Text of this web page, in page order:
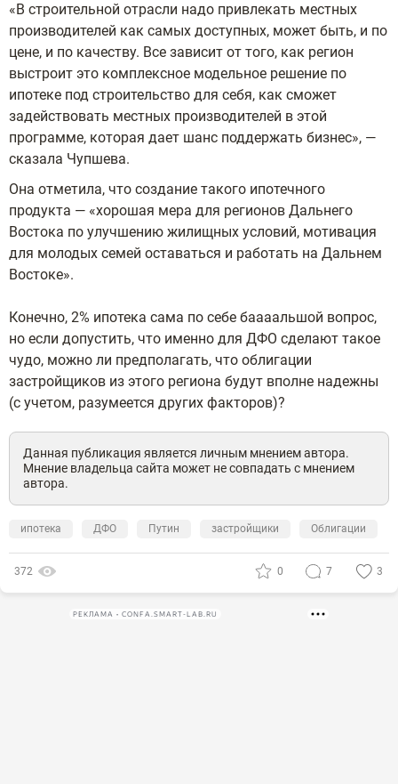
«В строительной отрасли надо привлекать местных
производителей как самых доступных, может быть, и по
цене, и по качеству. Все зависит от того, как регион
выстроит это комплексное модельное решение по
ипотеке под строительство для себя, как сможет
задействовать местных производителей в этой
программе, которая дает шанс поддержать бизнес», —
сказала Чупшева.
Она отметила, что создание такого ипотечного
продукта — «хорошая мера для регионов Дальнего
Востока по улучшению жилищных условий, мотивация
для молодых семей оставаться и работать на Дальнем
Востоке».
Конечно, 2% ипотека сама по себе баааальшой вопрос,
но если допустить, что именно для ДФО сделают такое
чудо, можно ли предполагать, что облигации
застройщиков из этого региона будут вполне надежны
(с учетом, разумеется других факторов)?
Данная публикация является личным мнением автора.
Мнение владельца сайта может не совпадать с мнением
автора.
ипотека ДФО Путин застройщики Облигации
372 0 7 3
РЕКЛАМА • CONFA.SMART-LAB.RU